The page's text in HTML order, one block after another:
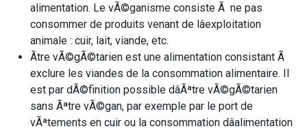
alimentation. Le vÃ©ganisme consiste Ã ne pas
consommer de produits venant de lâexploitation
animale : cuir, lait, viande, etc.
Ãtre vÃ©gÃ©tarien est une alimentation consistant Ã
exclure les viandes de la consommation alimentaire. Il
est par dÃ©finition possible dâÃªtre vÃ©gÃ©tarien
sans Ãªtre vÃ©gan, par exemple par le port de
vÃªtements en cuir ou la consommation dâalimentation